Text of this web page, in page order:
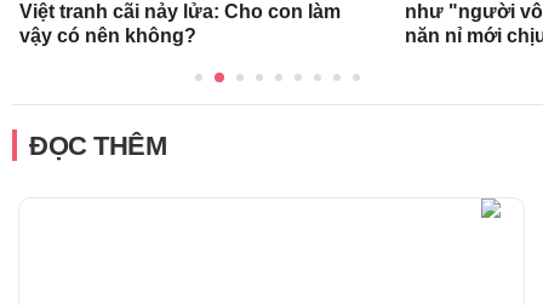
Việt tranh cãi nảy lửa: Cho con làm
vậy có nên không?
như "người
năn nỉ mới
ĐỌC THÊM